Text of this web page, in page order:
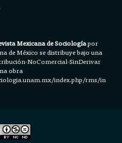
Mexicana de Sociologíapor
de México se distribuye bajo una
NoComercial-SinDerivar
obra
index.php/rms/in